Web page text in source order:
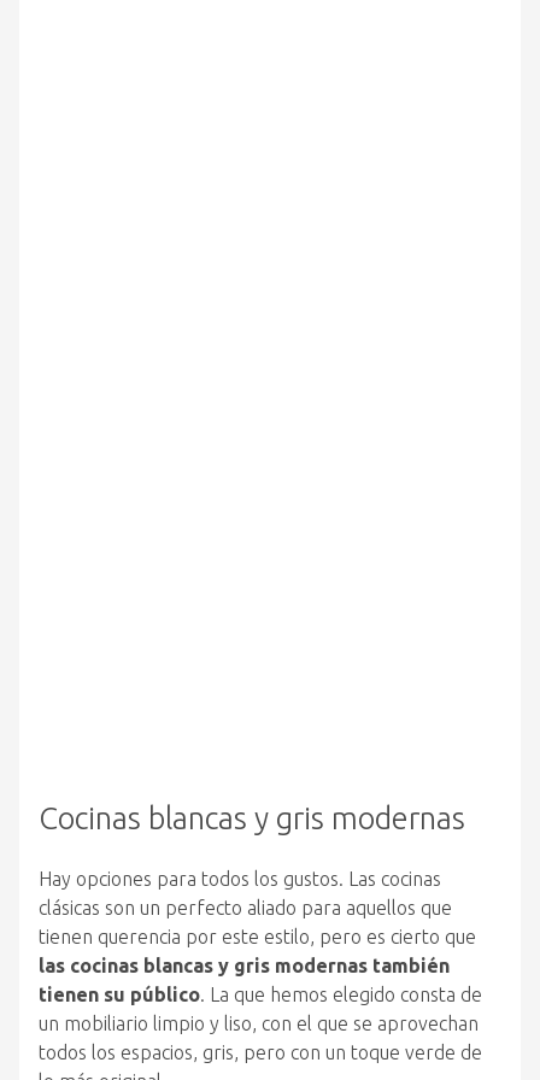
Cocinas blancas y gris modernas
Hay opciones para todos los gustos. Las cocinas
clásicas son un perfecto aliado para aquellos que
tienen querencia por este estilo, pero es cierto que
las cocinas blancas y gris modernas también
tienen su público. La que hemos elegido consta de
un mobiliario limpio y liso, con el que se aprovechan
todos los espacios, gris, pero con un toque verde de